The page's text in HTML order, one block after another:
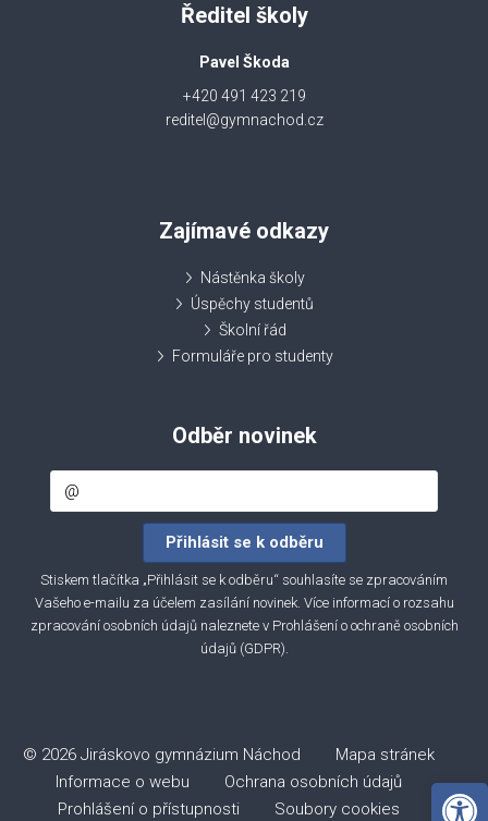
Ředitel školy
Pavel Škoda
+420 491 423 219
reditel@gymnachod.cz
Zajímavé odkazy
Nástěnka školy
Úspěchy studentů
Školní řád
Formuláře pro studenty
Odběr novinek
Stiskem tlačítka „Přihlásit se k odběru“ souhlasíte se zpracováním
Vašeho e-mailu za účelem zasílání novinek. Více informací o rozsahu
zpracování osobních údajů naleznete v Prohlášení o ochraně osobních
údajů (GDPR).
© 2026 Jiráskovo gymnázium Náchod Mapa stránek
Informace o webu
Ochrana osobních údajů
Prohlášení o přístupnosti
Soubory cookies